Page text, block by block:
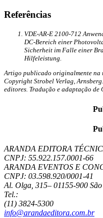
Referências
VDE-AR-E 2100-712
DC-Bereich einer
Sicherheit im Falle einer
Hilfeleistung.
Artigo publicado originalmente na
Copyright Strobel Verlag,
editores. Tradução e adaptação de
ARANDA EDITORA
CNPJ: 55.922.157.0001-66
ARANDA EVENTOS E
CNPJ: 03.598.920/0001-41
Al. Olga, 315– 01155-900
Tel.:
(11) 3824-5300
info@arandaeditora.com.br